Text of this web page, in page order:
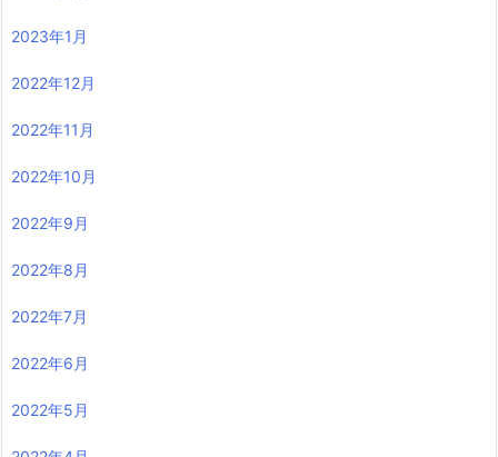
2023年1月
2022年12月
2022年11月
2022年10月
2022年9月
2022年8月
2022年7月
2022年6月
2022年5月